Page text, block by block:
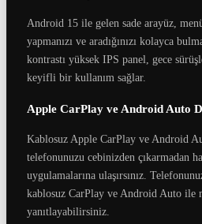
Android 15 ile gelen sade arayüz,
yapmanızı ve aradığınızı kolayca
kontrastı yüksek IPS panel, gece
keyifli bir kullanım sağlar.
Apple CarPlay ve Android Auto
Kablosuz Apple CarPlay ve Android
telefonunuzu cebinizden çıkarmadan
uygulamalarına ulaşırsınız.
kablosuz CarPlay ve Android Auto ile
yanıtlayabilirsiniz.